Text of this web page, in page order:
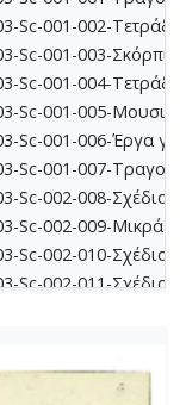
Sc-001-002-
Sc-001-003-
Sc-001-004-
Sc-001-005-
Sc-001-006-Έργα
Sc-001-007-
Sc-002-008-
Sc-002-009-Μικρά
Sc-002-010-
Sc-002-011-
Sc-003-014-
Sc-003-015-